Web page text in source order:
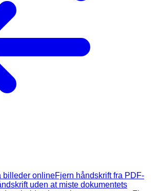
billeder onlineFjern håndskrift fra PDF-
uden at miste dokumentets